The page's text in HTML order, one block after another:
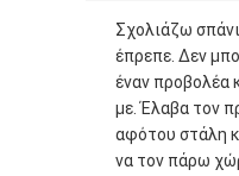
Σχολιάζω
έπρεπε. Δεν
έναν προβολέα
με. Έλαβα τον
αφότου στάλη
να τον πάρω